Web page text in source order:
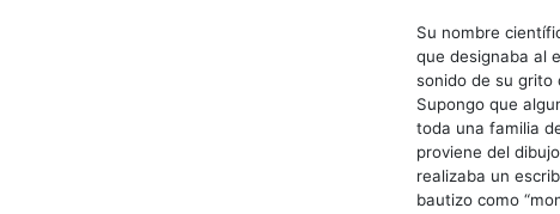
Su nombre
que designaba al
sonido de su grito
Supongo que
toda una familia
proviene del
realizaba un
bautizo como